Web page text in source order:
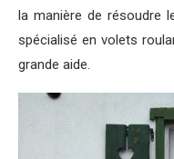
la manière de résoudre
spécialisé en volets
grande aide.